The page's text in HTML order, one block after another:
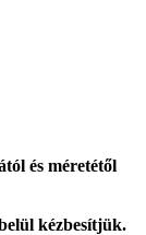
és méretétől
kézbesítjük.